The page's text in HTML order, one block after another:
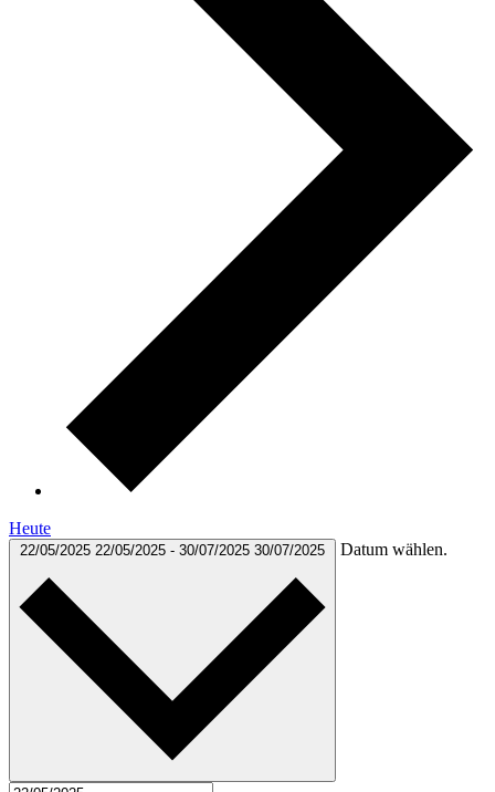
Heute
22/05/2025 22/05/2025 - 30/07/2025 30/07/2025 Datum wählen.